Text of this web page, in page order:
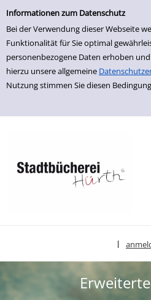
Erweiterte Suche
Informationen zum Datenschutz
Bei der Verwendung dieser Webseite
Funktionalität für Sie optimal
personenbezogene Daten erhoben
hierzu unsere allgemeine
Nutzung stimmen Sie diesen
zur Navigation springen
zum Inhalt springen
Zur erweiterten Suche springen